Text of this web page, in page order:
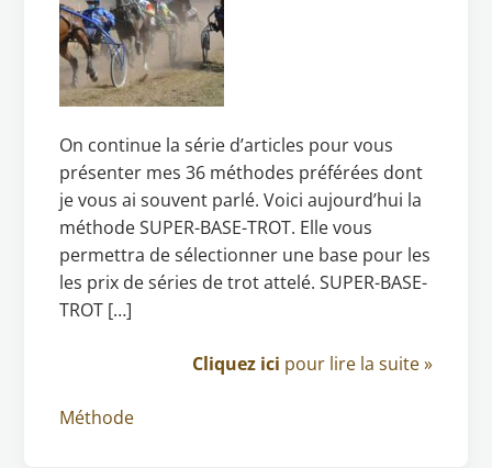
On continue la série d’articles pour vous
présenter mes 36 méthodes préférées dont
je vous ai souvent parlé. Voici aujourd’hui la
méthode SUPER-BASE-TROT. Elle vous
permettra de sélectionner une base pour les
les prix de séries de trot attelé. SUPER-BASE-
TROT […]
Cliquez ici pour lire la suite »
Méthode